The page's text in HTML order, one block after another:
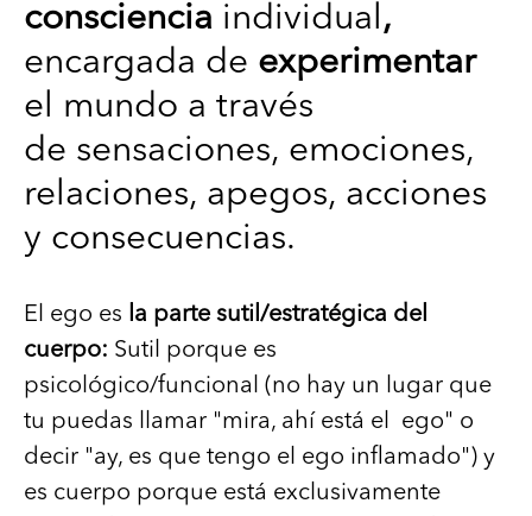
consciencia individual,
encargada de experimentar
el mundo a través
de sensaciones, emociones,
relaciones, apegos, acciones
y consecuencias.
El ego es la parte sutil/estratégica del
cuerpo: Sutil porque es
psicológico/funcional (no hay un lugar que
tu puedas llamar "mira, ahí está el ego" o
decir "ay, es que tengo el ego inflamado") y
es cuerpo porque está exclusivamente